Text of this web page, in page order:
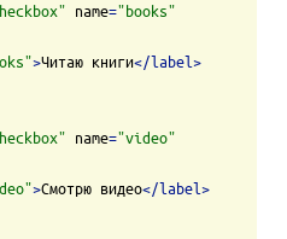
name="books"
>Читаю книги</label >
name="video"
>Смотрю видео</label >